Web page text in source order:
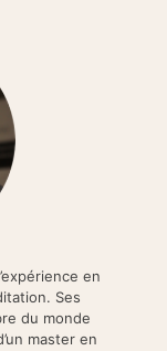
en
Ses
du monde
master en